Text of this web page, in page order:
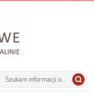
Koszalinie